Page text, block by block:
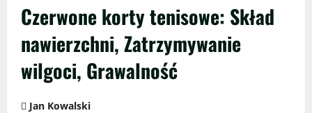
Czerwone korty tenisowe: Skład
nawierzchni, Zatrzymywanie
wilgoci, Grawalność
Jan Kowalski